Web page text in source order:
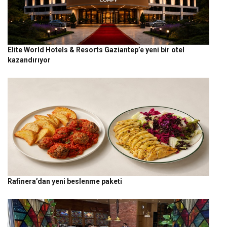
Elite World Hotels & Resorts Gaziantep’e yeni bir otel
kazandırıyor
Rafinera’dan yeni beslenme paketi